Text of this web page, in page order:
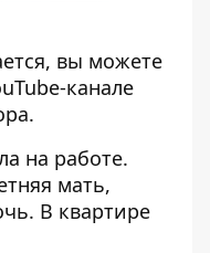
вы можете
канале
.
на работе.
мать,
В квартире